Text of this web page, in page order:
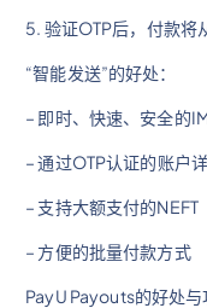
5. 验证OTP后，付款将
“智能发送”的好处：
– 即时、快速、安全的
– 通过OTP认证的账户
– 支持大额支付的NEFT
– 方便的批量付款方式
PayU Payouts的好处与